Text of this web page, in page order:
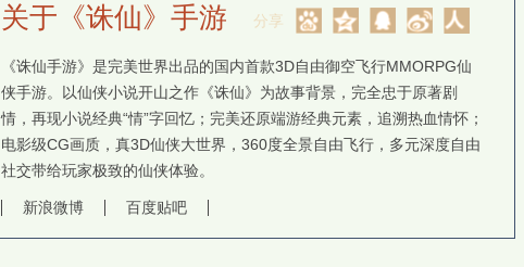
分享
关于《诛仙》手游
《诛仙手游》是完美世界出品的国内首款3D自由御空飞行MMORPG仙
侠手游。以仙侠小说开山之作《诛仙》为故事背景，完全忠于原著剧
情，再现小说经典“情”字回忆；完美还原端游经典元素，追溯热血情怀；
电影级CG画质，真3D仙侠大世界，360度全景自由飞行，多元深度自由
社交带给玩家极致的仙侠体验。
新浪微博 百度贴吧